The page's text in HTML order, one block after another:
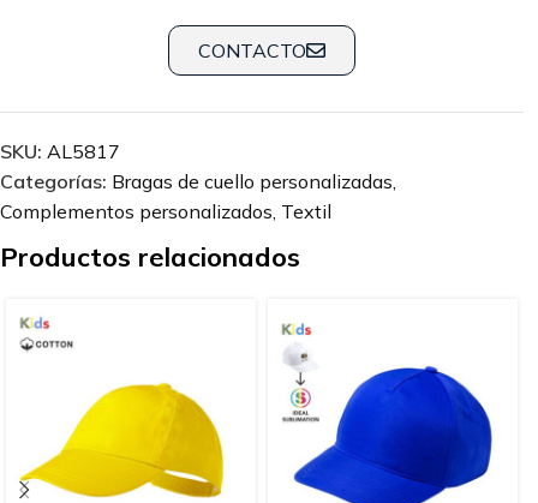
CONTACTO
SKU: AL5817
Categorías: Bragas de cuello personalizadas,
Complementos personalizados, Textil
Productos relacionados